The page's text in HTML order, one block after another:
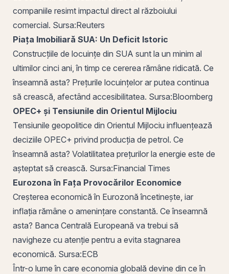
companiile resimt impactul direct al războiului
comercial. Sursa:Reuters
Piața Imobiliară SUA: Un Deficit Istoric
Construcțiile de locuințe din SUA sunt la un minim al
ultimilor cinci ani, în timp ce cererea rămâne ridicată. Ce
înseamnă asta? Prețurile locuințelor ar putea continua
să crească, afectând accesibilitatea. Sursa:Bloomberg
OPEC+ și Tensiunile din Orientul Mijlociu
Tensiunile geopolitice din Orientul Mijlociu influențează
deciziile OPEC+ privind producția de petrol. Ce
înseamnă asta? Volatilitatea prețurilor la energie este de
așteptat să crească. Sursa:Financial Times
Eurozona în Fața Provocărilor Economice
Creșterea economică în Eurozonă încetinește, iar
inflația rămâne o amenințare constantă. Ce înseamnă
asta? Banca Centrală Europeană va trebui să
navigheze cu atenție pentru a evita stagnarea
economică. Sursa:ECB
Într-o lume în care economia globală devine din ce în